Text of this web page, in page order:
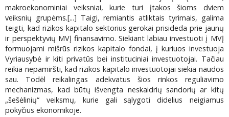
makroekonominiai veiksniai, kurie turi įtakos šioms dviem
veiksnių grupėms.[...] Taigi, remiantis atliktais tyrimais, galima
teigti, kad rizikos kapitalo sektorius gerokai prisideda prie jaunų
ir perspektyvių MVĮ finansavimo. Siekiant labiau investuoti į MVĮ
formuojami mišrūs rizikos kapitalo fondai, į kuriuos investuoja
Vyriausybė ir kiti privatūs bei instituciniai investuotojai. Tačiau
reikia nepamiršti, kad rizikos kapitalo investuotojai siekia naudos
sau. Todėl reikalingas adekvatus šios rinkos reguliavimo
mechanizmas, kad būtų išvengta neskaidrių sandorių ar kitų
„šešėlinių“ veiksmų, kurie gali sąlygoti didelius neigiamus
pokyčius ekonomikoje.